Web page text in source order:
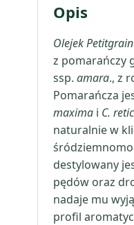
Opis
Olejek
z pomarańczy
ssp. amara., z
Pomarańcza
maxima i C.
naturalnie w
destylowany
pędów oraz
nadaje mu
profil